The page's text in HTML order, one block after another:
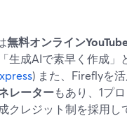
無料オンライン
生成AIで素早く作成」
) また、Fireflyを
レーターもあり、1プ
クレジット制を採用し